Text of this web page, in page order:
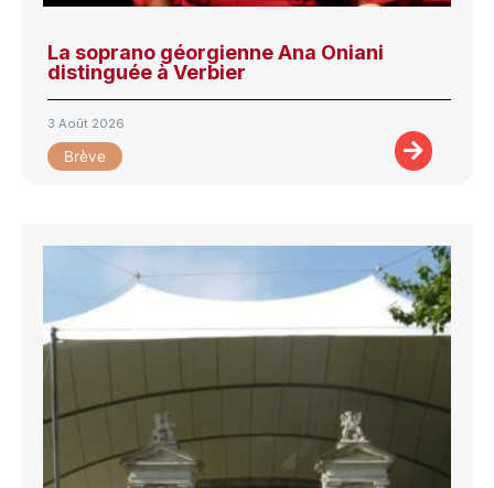
La soprano géorgienne Ana Oniani
distinguée à Verbier
3 Août 2026
Brève